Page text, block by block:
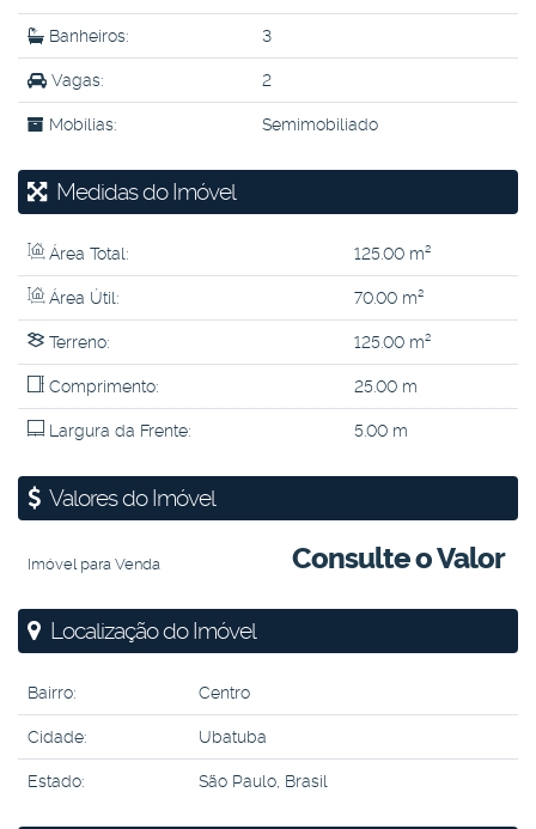
Banheiros: 3
Vagas: 2
Mobílias: Semimobiliado
Medidas do Imóvel
Área Total: 125.00 m²
Área Útil: 70.00 m²
Terreno: 125.00 m²
Comprimento: 25.00 m
Largura da Frente: 5.00 m
Valores do Imóvel
Consulte o Valor
Imóvel para Venda
Localização do Imóvel
Bairro: Centro
Cidade: Ubatuba
Estado: São Paulo, Brasil